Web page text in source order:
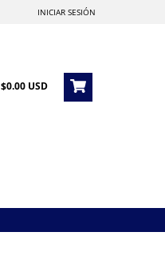
INICIAR SESIÓN
$0.00 USD